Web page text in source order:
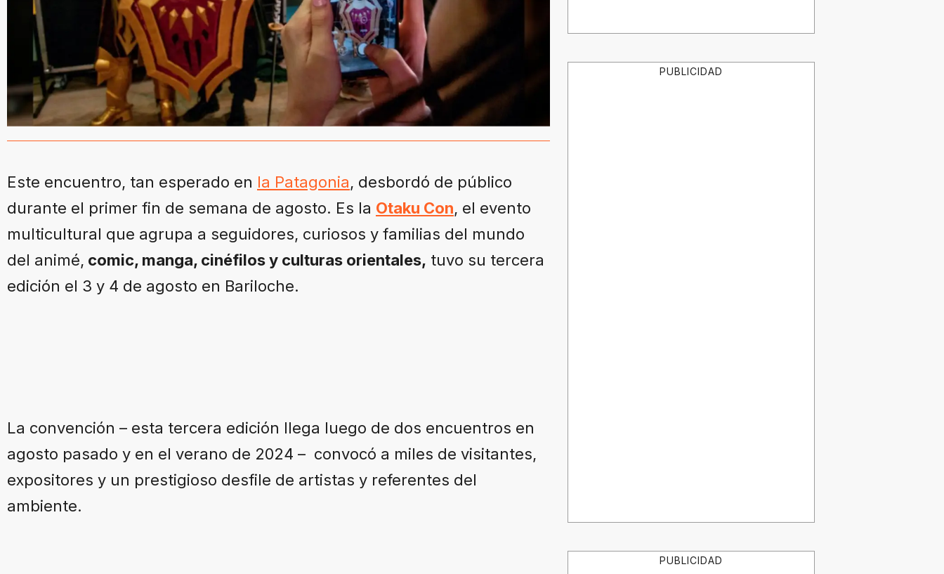
Este encuentro, tan esperado en la Patagonia, desbordó de público
durante el primer fin de semana de agosto. Es la Otaku Con, el evento
multicultural que agrupa a seguidores, curiosos y familias del mundo
del animé, comic, manga, cinéfilos y culturas orientales, tuvo su tercera
edición el 3 y 4 de agosto en Bariloche.
La convención – esta tercera edición llega luego de dos encuentros en
agosto pasado y en el verano de 2024 – convocó a miles de visitantes,
expositores y un prestigioso desfile de artistas y referentes del
ambiente.
PUBLICIDAD
PUBLICIDAD